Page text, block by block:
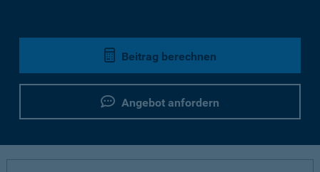
Beitrag berechnen
Angebot anfordern